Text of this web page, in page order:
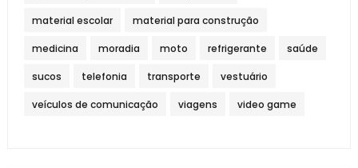
material escolar material para construção
medicina moradia moto refrigerante saúde
sucos telefonia transporte vestuário
veículos de comunicação viagens video game